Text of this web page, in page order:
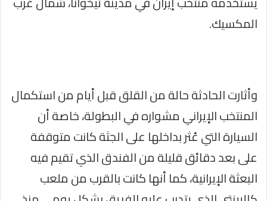
المكسيك.
وأثارت الحادثة حالة من القلق قبل أيام من استكمال
المنتخب الإيراني مشواره في البطولة، خاصة أن
السيارة التي عُثر بداخلها على الجثة كانت متوقفة
على بعد دقائق قليلة من الفندق الذي تقيم فيه
البعثة الإيرانية، كما أنها كانت بالقرب من ملعب